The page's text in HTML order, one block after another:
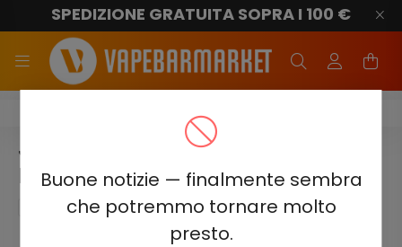
Buone notizie — finalmente sembra
che potremmo tornare molto
presto.
SPEDIZIONE GRATUITA SOPRA I 100 €
Juicy Jane JJ2500
JUICY JANE JJ2500 - KIWI
PASSION FRUIT GUAVA 2%